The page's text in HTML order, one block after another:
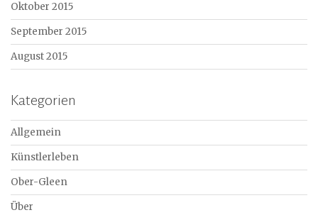
Oktober 2015
September 2015
August 2015
Kategorien
Allgemein
Künstlerleben
Ober-Gleen
Über